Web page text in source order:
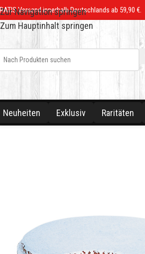
Zur Navigation springen
Zum Hauptinhalt springen
Versand innerhalb Deutschlands ab 59,90 €.
Neuheiten Exklusiv Raritäten